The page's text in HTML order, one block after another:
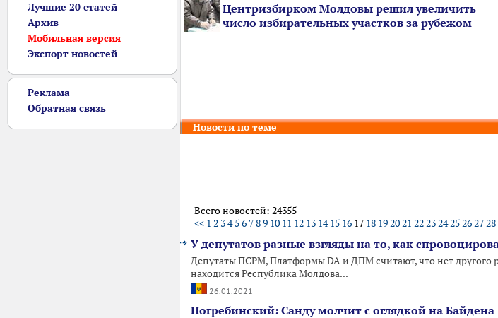
Лучшие 20 статей
Архив
Мобильная версия
Экспорт новостей
Реклама
Обратная связь
Центризбирком Молдовы решил увеличить
число избирательных участков за рубежом
Новости по теме
Всего новостей: 24355
<< 1 2 34 56 789 10 11 12 13 14 15 16 17 18 192021 22232425262728
У депутатов разные взгляды на то, как
Депутаты ПСРМ, Платформы DA и ДПМ считают, что нет другого
находится Республика Молдова...
26.01.2021
Погребинский: Санду молчит с оглядкой на Байдена